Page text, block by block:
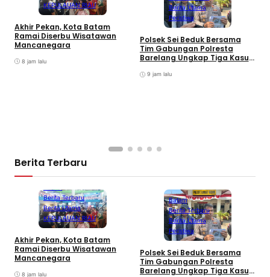
KEPULAUAN RIAU
Akhir Pekan, Kota Batam
Ramai Diserbu Wisatawan
Mancanegara
8 jam lalu
Berita Utama
Peristiwa
Polsek Sei Beduk Bersama
Tim Gabungan Polresta
Barelang Ungkap Tiga Kasus
9 jam lalu
Berita Terbaru
Berita Terbaru
Berita Utama
KEPULAUAN RIAU
Akhir Pekan, Kota Batam
Ramai Diserbu Wisatawan
Mancanegara
8 jam lalu
Batam
Berita Terbaru
Berita Utama
Peristiwa
Polsek Sei Beduk Bersama
Tim Gabungan Polresta
Barelang Ungkap Tiga Kasus